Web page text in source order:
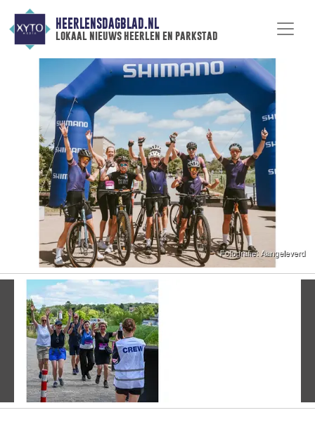
HEERLENSDAGBLAD.NL
lokaal nieuws heerlen en parkstad
Vorige